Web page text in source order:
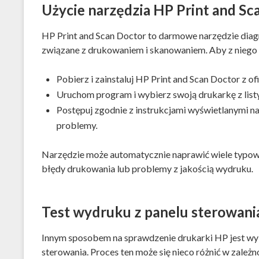
Użycie narzędzia HP Print and
HP Print and Scan Doctor to darmowe narzędzie
związane z drukowaniem i skanowaniem. Aby z
Pobierz i zainstaluj HP Print and Scan Doctor z
Uruchom program i wybierz swoją drukarkę z
Postępuj zgodnie z instrukcjami wyświetlanymi
problemy.
Narzędzie może automatycznie naprawić wiele
błędy drukowania lub problemy z jakością wydruku.
Test wydruku z panelu
Innym sposobem na sprawdzenie drukarki HP jest
sterowania. Proces ten może się nieco różnić w